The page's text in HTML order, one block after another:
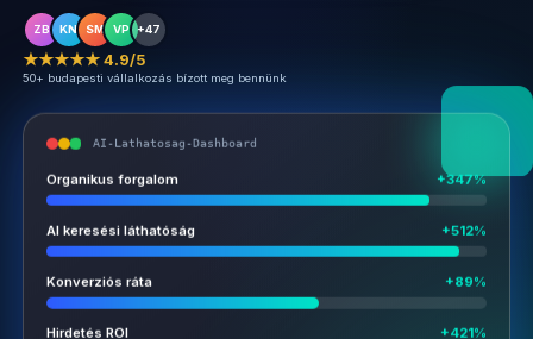
ZB KN SM VP +47
★★★★★ 4.9/5
50+ budapesti vállalkozás bízott meg bennünk
Organikus forgalom +347%
AI keresési láthatóság +512%
Konverziós ráta +89%